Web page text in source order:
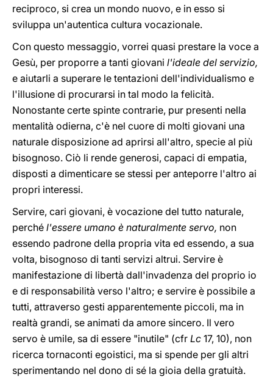
reciproco, si crea un mondo nuovo, e in esso si
sviluppa un'autentica cultura vocazionale.
Con questo messaggio, vorrei quasi prestare la voce a
Gesù, per proporre a tanti giovani l'ideale del servizio,
e aiutarli a superare le tentazioni dell'individualismo e
l'illusione di procurarsi in tal modo la felicità.
Nonostante certe spinte contrarie, pur presenti nella
mentalità odierna, c'è nel cuore di molti giovani una
naturale disposizione ad aprirsi all'altro, specie al più
bisognoso. Ciò li rende generosi, capaci di empatia,
disposti a dimenticare se stessi per anteporre l'altro ai
propri interessi.
Servire, cari giovani, è vocazione del tutto naturale,
perché l'essere umano è naturalmente servo, non
essendo padrone della propria vita ed essendo, a sua
volta, bisognoso di tanti servizi altrui. Servire è
manifestazione di libertà dall'invadenza del proprio io
e di responsabilità verso l'altro; e servire è possibile a
tutti, attraverso gesti apparentemente piccoli, ma in
realtà grandi, se animati da amore sincero. Il vero
servo è umile, sa di essere "inutile" (cfr Lc 17, 10), non
ricerca tornaconti egoistici, ma si spende per gli altri
sperimentando nel dono di sé la gioia della gratuità.